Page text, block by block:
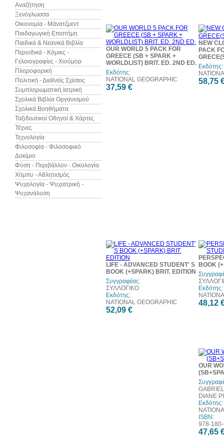
Αναζήτηση
Ξενόγλωσσα
Οικονομία - Μάνατζμεντ
Παιδαγωγική Επιστήμη
Παιδικά & Νεανικά Βιβλία
Περιοδικά - Κόμικς -
Γελοιογραφίες - Χιούμορ
Πληροφορική
Πολιτική - Διεθνείς Σχέσεις
Συμπληρωματική Ιατρική
Σχολικά Βιβλία Οργανισμού
Σχολικά Βοηθήματα
Ταξιδιωτικοί Οδηγοί & Χάρτες
Τέχνες
Τεχνολογία
Φιλοσοφία - Φιλοσοφικό
Δοκίμιο
Φύση - Περιβάλλον - Οικολογία
Χόμπυ - Αθλητισμός
Ψυχολογία - Ψυχιατρική -
Ψυχανάλυση
OUR WORLD 5 PACK FOR
GREECE (SB + SPARK +
WORLDLIST) BRIT. ED. 2ND ED.
Εκδότης:
NATIONAL GEOGRAPHIC
37,59 €
NEW
PACK
Εκδότης:
58,75
LIFE - ADVANCED STUDENT' S
BOOK (+SPARK) BRIT. EDITION
Συγγραφέας:
ΣΥΛΛΟΓΙΚΟ
Εκδότης:
NATIONAL GEOGRAPHIC
52,09 €
BOOK
Εκδότης:
48,12
OUR
DIANE
Εκδότης:
ISBN:
978-
47,65